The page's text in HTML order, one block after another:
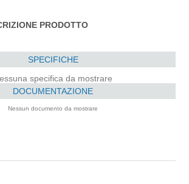
PRODOTTO
SPECIFICHE
specifica da mostrare
DOCUMENTAZIONE
Nessun documento da mostrare